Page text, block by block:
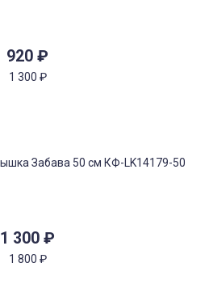
920 ₽
1 300 ₽
1 300 ₽
1 800 ₽